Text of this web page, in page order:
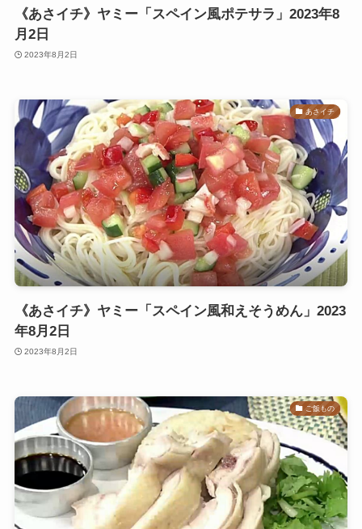
《あさイチ》ヤミー「スペイン風ポテサラ」2023年8
月2日
2023年8月2日
あさイチ
《あさイチ》ヤミー「スペイン風和えそうめん」2023
年8月2日
2023年8月2日
ご飯もの